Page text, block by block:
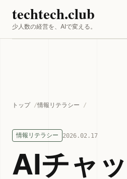
techtech.club
少人数の経営を、AIで変える。
トップ 情報リテラシー
情報リテラシー 2026.02.17
AIチャ